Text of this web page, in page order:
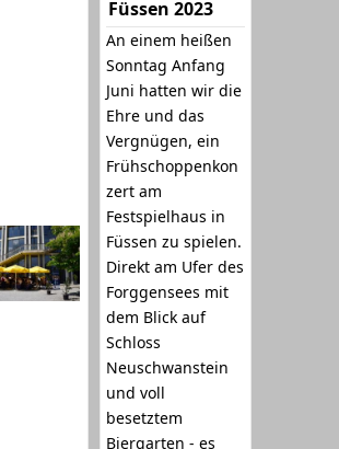
Füssen 2023
An einem heißen
Sonntag Anfang
Juni hatten wir die
Ehre und das
Vergnügen, ein
Frühschoppenkon
zert am
Festspielhaus in
Füssen zu spielen.
Direkt am Ufer des
Forggensees mit
dem Blick auf
Schloss
Neuschwanstein
und voll
besetztem
Biergarten - es